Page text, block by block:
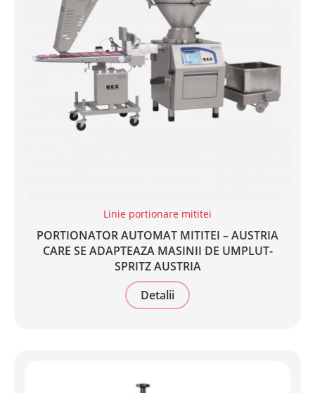
Linie portionare mititei
PORTIONATOR AUTOMAT MITITEI – AUSTRIA
CARE SE ADAPTEAZA MASINII DE UMPLUT-
SPRITZ AUSTRIA
Detalii